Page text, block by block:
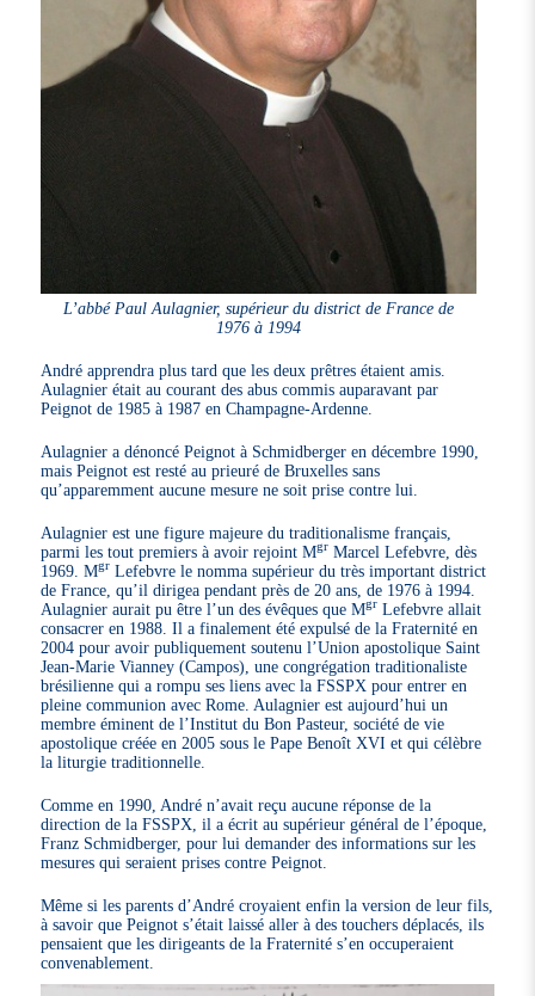
L’abbé Paul Aulagnier, supérieur du district de France de
1976 à 1994
André apprendra plus tard que les deux prêtres étaient amis.
Aulagnier était au courant des abus commis auparavant par
Peignot de 1985 à 1987 en Champagne-Ardenne.
Aulagnier a dénoncé Peignot à Schmidberger en décembre 1990,
mais Peignot est resté au prieuré de Bruxelles sans
qu’apparemment aucune mesure ne soit prise contre lui.
Aulagnier est une figure majeure du traditionalisme français,
parmi les tout premiers à avoir rejoint Mgr Marcel Lefebvre, dès
1969. Mgr Lefebvre le nomma supérieur du très important district
de France, qu’il dirigea pendant près de 20 ans, de 1976 à 1994.
Aulagnier aurait pu être l’un des évêques que Mgr Lefebvre allait
consacrer en 1988. Il a finalement été expulsé de la Fraternité en
2004 pour avoir publiquement soutenu l’Union apostolique Saint
Jean-Marie Vianney (Campos), une congrégation traditionaliste
brésilienne qui a rompu ses liens avec la FSSPX pour entrer en
pleine communion avec Rome. Aulagnier est aujourd’hui un
membre éminent de l’Institut du Bon Pasteur, société de vie
apostolique créée en 2005 sous le Pape Benoît XVI et qui célèbre
la liturgie traditionnelle.
Comme en 1990, André n’avait reçu aucune réponse de la
direction de la FSSPX, il a écrit au supérieur général de l’époque,
Franz Schmidberger, pour lui demander des informations sur les
mesures qui seraient prises contre Peignot.
Même si les parents d’André croyaient enfin la version de leur fils,
à savoir que Peignot s’était laissé aller à des touchers déplacés, ils
pensaient que les dirigeants de la Fraternité s’en occuperaient
convenablement.